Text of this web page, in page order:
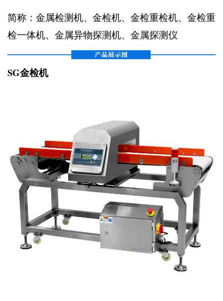
简称：金属检测机、金检机、金检重检机、金检重
检一体机、金属异物探测机、金属探测仪
SG金检机